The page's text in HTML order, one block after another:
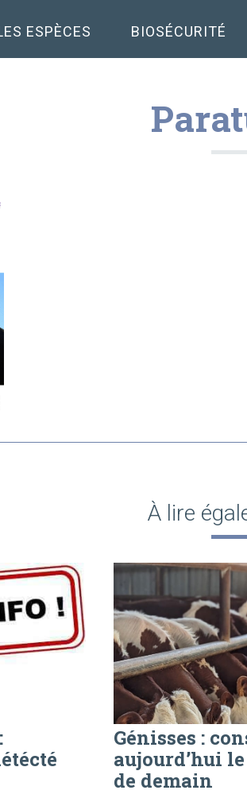
ESPÈCES BIOSÉCURITÉ
À lire
Génisses :
aujourd’hui
de demain